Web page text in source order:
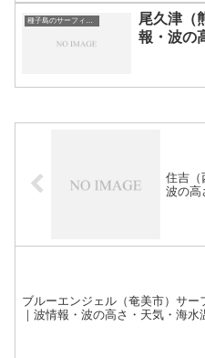
尾久津（
報・波の
住吉（
波の高
ブルーエンジェル（奄美市）サー
｜波情報・波の高さ・天気・海水